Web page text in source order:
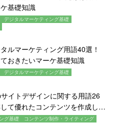
基礎知識
デジタルマーケティング基礎
ルマーケティング用語40選！
おきたいマーケ基礎知識
デジタルマーケティング基礎
サイトデザインに関する用語26
て優れたコンテンツを作成しよ
グ基礎 コンテンツ制作・ライティング